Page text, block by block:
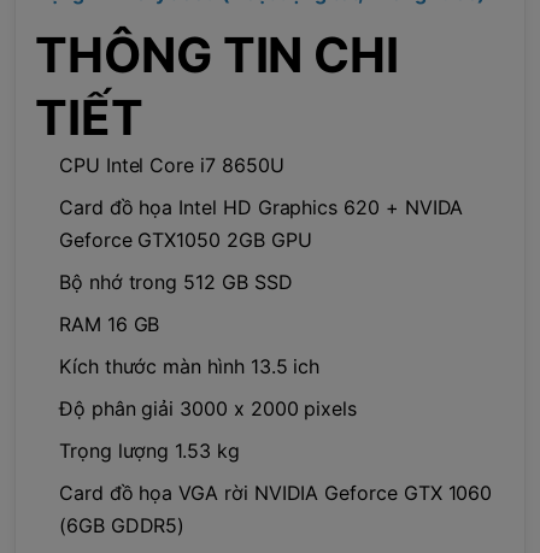
THÔNG TIN CHI
TIẾT
CPU Intel Core i7 8650U
Card đồ họa Intel HD Graphics 620 + NVIDA
Geforce GTX1050 2GB GPU
Bộ nhớ trong 512 GB SSD
RAM 16 GB
Kích thước màn hình 13.5 ich
Độ phân giải 3000 x 2000 pixels
Trọng lượng 1.53 kg
Card đồ họa VGA rời NVIDIA Geforce GTX 1060
(6GB GDDR5)